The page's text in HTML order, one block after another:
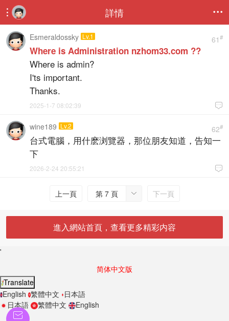
 詳情 
61#
Esmeraldossky Lv.1
Where is Administration nzhom33.com ??
Where is admin?
I'ts important.
Thanks.

2025-1-7 08:02:39
62#
wine189 Lv.2
台式電腦，用什麽浏覽器，那位朋友知道，告知一
下

2026-2-24 20:55:21
上一頁 
第 7 頁 下一頁
進入網站首頁，查看更多精彩内容
'
简体中文版
Translate
English 繁體中文 日本語
日本語
繁體中文 English
